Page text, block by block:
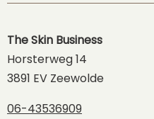
The Skin Business
Horsterweg 14
3891 EV Zeewolde
06-43536909